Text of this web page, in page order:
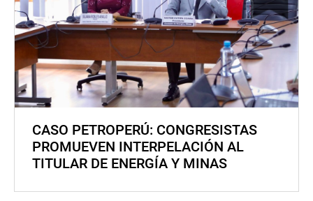
CASO PETROPERÚ: CONGRESISTAS
PROMUEVEN INTERPELACIÓN AL
TITULAR DE ENERGÍA Y MINAS